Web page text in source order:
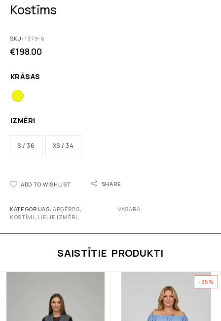
Kostīms
SKU:1379-6
€198.00
KRĀSAS
IZMĒRI
S / 36 XS / 34
ADD TO WISHLIST SHARE
KATEGORIJAS: APĢĒRBS,
KOSTĪMI , LIELIE IZMĒRI ,
VASARA
SAISTĪTIE PRODUKTI
-35%